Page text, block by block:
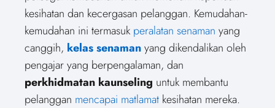
kesihatan dan kecergasan pelanggan. Kemudahan-
kemudahan ini termasuk peralatan senaman yang
canggih, kelas senamanyang dikendalikan oleh
pengajar yang berpengalaman, dan
perkhidmatan kaunseling untuk membantu
pelanggan mencapai matlamat kesihatan mereka.